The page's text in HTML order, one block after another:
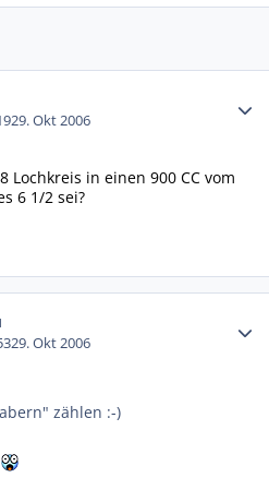
29. Okt 2006
Lochkreis in einen 900 CC vom
6 1/2 sei?
29. Okt 2006
zählen :-)